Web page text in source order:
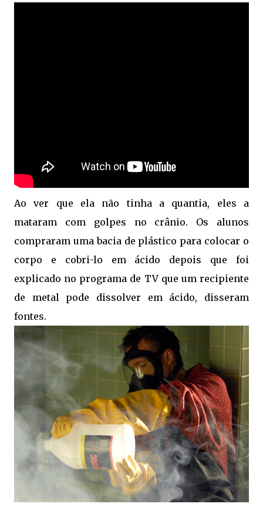
Ao ver que ela não tinha a quantia, eles a
mataram com golpes no crânio. Os alunos
compraram uma bacia de plástico para colocar o
corpo e cobri-lo em ácido depois que foi
explicado no programa de TV que um recipiente
de metal pode dissolver em ácido, disseram
fontes.